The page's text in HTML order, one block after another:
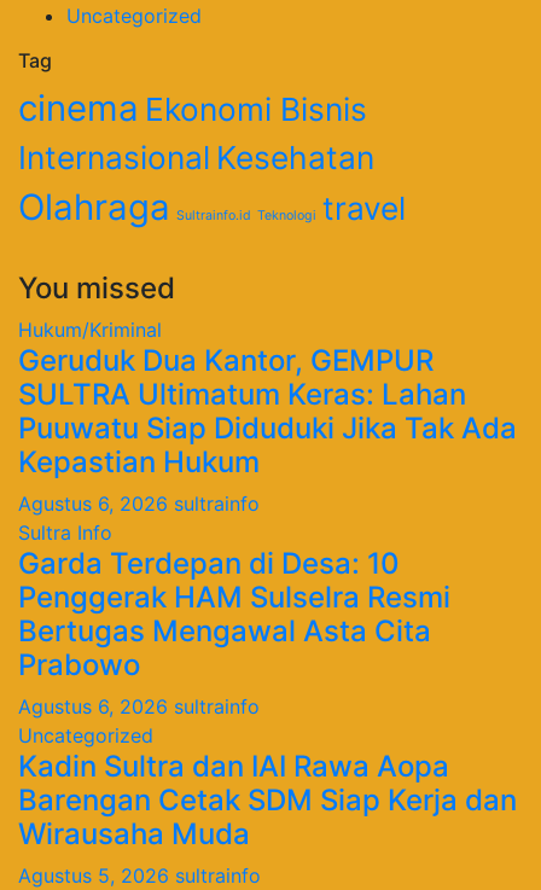
Uncategorized
Tag
cinema Ekonomi Bisnis
Internasional Kesehatan
Olahraga Sultrainfo.id Teknologi travel
You missed
Hukum/Kriminal
Geruduk Dua Kantor, GEMPUR
SULTRA Ultimatum Keras: Lahan
Puuwatu Siap Diduduki Jika Tak Ada
Kepastian Hukum
Agustus 6, 2026 sultrainfo
Sultra Info
Garda Terdepan di Desa: 10
Penggerak HAM Sulselra Resmi
Bertugas Mengawal Asta Cita
Prabowo
Agustus 6, 2026 sultrainfo
Uncategorized
Kadin Sultra dan IAI Rawa Aopa
Barengan Cetak SDM Siap Kerja dan
Wirausaha Muda
Agustus 5, 2026 sultrainfo